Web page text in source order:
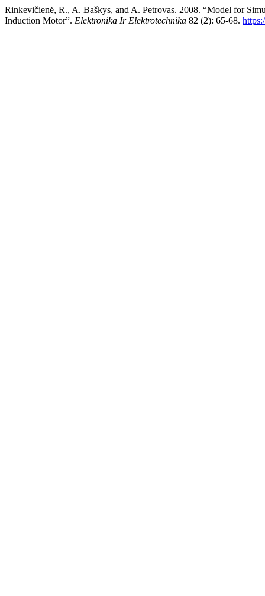
Rinkevičienė, R., A. Baškys, and A. Petrovas. 2008. “Model for
Induction Motor”. Elektronika Ir Elektrotechnika 82 (2): 65-68.